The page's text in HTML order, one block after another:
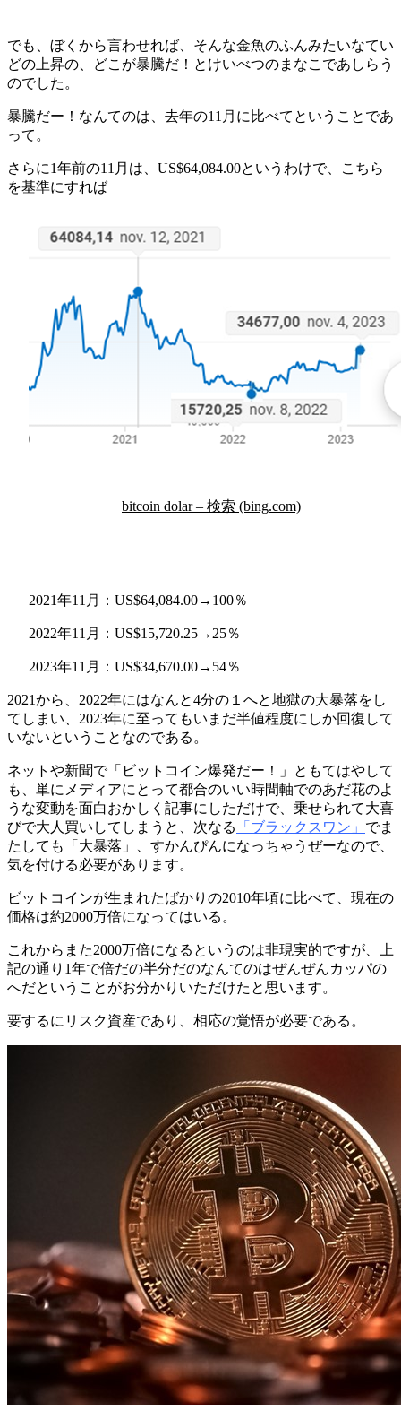
でも、ぼくから言わせれば、そんな金魚のふんみたいなてい
どの上昇の、どこが暴騰だ！とけいべつのまなこであしらう
のでした。
暴騰だー！なんてのは、去年の11月に比べてということであ
って。
さらに1年前の11月は、US$64,084.00というわけで、こちら
を基準にすれば
bitcoin dolar – 検索 (bing.com)
2021年11月：US$64,084.00→100％
2022年11月：US$15,720.25→25％
2023年11月：US$34,670.00→54％
2021から、2022年にはなんと4分の１へと地獄の大暴落をし
てしまい、2023年に至ってもいまだ半値程度にしか回復して
いないということなのである。
ネットや新聞で「ビットコイン爆発だー！」ともてはやして
も、単にメディアにとって都合のいい時間軸でのあだ花のよ
うな変動を面白おかしく記事にしただけで、乗せられて大喜
びで大人買いしてしまうと、次なる
「ブラックスワン」 でま
たしても「大暴落」、すかんぴんになっちゃうぜーなので、
気を付ける必要があります。
ビットコインが生まれたばかりの2010年頃に比べて、現在の
価格は約2000万倍になってはいる。
これからまた2000万倍になるというのは非現実的ですが、上
記の通り1年で倍だの半分だのなんてのはぜんぜんカッパの
へだということがお分かりいただけたと思います。
要するにリスク資産であり、相応の覚悟が必要である。